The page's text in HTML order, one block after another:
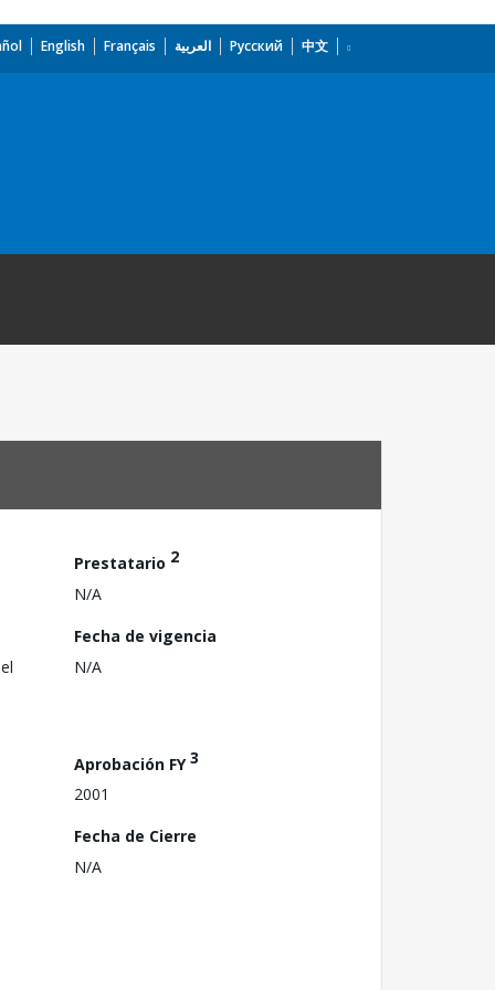
English Français العربية Русский 中文
Prestatario 2
N/A
Fecha de vigencia
N/A
Aprobación FY3
2001
Fecha de Cierre
N/A